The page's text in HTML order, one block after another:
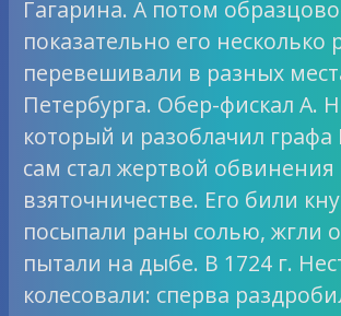
Гагарина. А потом
показательно его несколько
перевешивали в разных
Петербурга. Обер-фискал А.
который и разоблачил графа
сам стал жертвой обвинения
взяточничестве. Его били
посыпали раны солью, жгли
пытали на дыбе. В 1724 г.
колесовали: сперва